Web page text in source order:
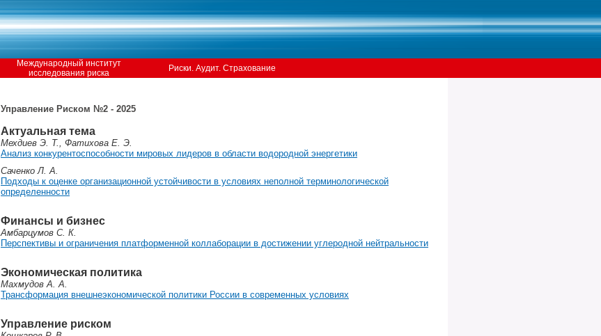
Международный институт
исследования риска
Риски. Аудит. Страхование
Управление Риском №2 - 2025
Актуальная тема
Мехдиев Э. Т., Фатихова Е. Э.
Анализ конкурентоспособности мировых лидеров в области водородной энергетики
Саченко Л. А.
Подходы к оценке организационной устойчивости в условиях неполной терминологической
определенности
Финансы и бизнес
Амбарцумов С. К.
Перспективы и ограничения платформенной коллаборации в достижении углеродной нейтральности
Экономическая политика
Махмудов А. А.
Трансформация внешнеэкономической политики России в современных условиях
Управление риском